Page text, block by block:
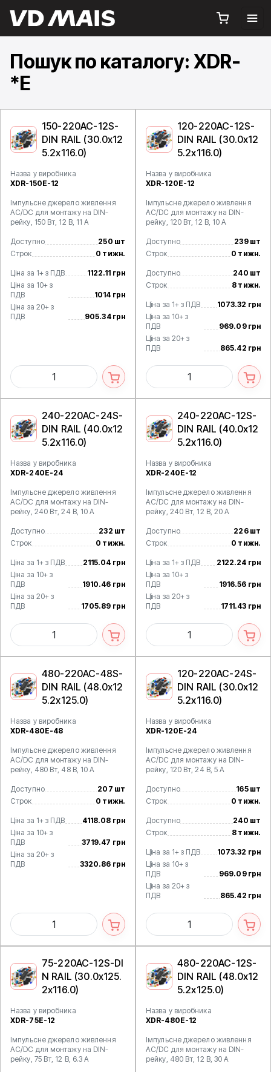
Пошук по каталогу: XDR-
*E
150-220AC-12S-
DIN RAIL (30.0x12
5.2x116.0)
Назва у виробника
XDR-150E-12
Імпульсне джерело живлення
AC/DC для монтажу на DIN-
рейку, 150 Вт, 12 В, 11 А
Доступно
250 шт
Строк
0 тижн.
Ціна за 1+ з ПДВ
1122.11 грн
Ціна за 10+ з
ПДВ
1014 грн
Ціна за 20+ з
ПДВ
905.34 грн
120-220AC-12S-
DIN RAIL (30.0x12
5.2x116.0)
Назва у виробника
XDR-120E-12
Імпульсне джерело живлення
AC/DC для монтажу на DIN-
рейку, 120 Вт, 12 В, 10 А
Доступно
239 шт
Строк
0 тижн.
Доступно
240 шт
Строк
8 тижн.
Ціна за 1+ з ПДВ
1073.32 грн
Ціна за 10+ з
ПДВ
969.09 грн
Ціна за 20+ з
ПДВ
865.42 грн
240-220AC-24S-
DIN RAIL (40.0x12
5.2x116.0)
Назва у виробника
XDR-240E-24
Імпульсне джерело живлення
AC/DC для монтажу на DIN-
рейку, 240 Вт, 24 В, 10 А
Доступно
232 шт
Строк
0 тижн.
Ціна за 1+ з ПДВ
2115.04 грн
Ціна за 10+ з
ПДВ
1910.46 грн
Ціна за 20+ з
ПДВ
1705.89 грн
240-220AC-12S-
DIN RAIL (40.0x12
5.2x116.0)
Назва у виробника
XDR-240E-12
Імпульсне джерело живлення
AC/DC для монтажу на DIN-
рейку, 240 Вт, 12 В, 20 А
Доступно
226 шт
Строк
0 тижн.
Ціна за 1+ з ПДВ
2122.24 грн
Ціна за 10+ з
ПДВ
1916.56 грн
Ціна за 20+ з
ПДВ
1711.43 грн
480-220AC-48S-
DIN RAIL (48.0x12
5.2x125.0)
Назва у виробника
XDR-480E-48
Імпульсне джерело живлення
AC/DC для монтажу на DIN-
рейку, 480 Вт, 48 В, 10 А
Доступно
207 шт
Строк
0 тижн.
Ціна за 1+ з ПДВ
4118.08 грн
Ціна за 10+ з
ПДВ
3719.47 грн
Ціна за 20+ з
ПДВ
3320.86 грн
120-220AC-24S-
DIN RAIL (30.0x12
5.2x116.0)
Назва у виробника
XDR-120E-24
Імпульсне джерело живлення
AC/DC для монтажу на DIN-
рейку, 120 Вт, 24 В, 5 А
Доступно
165 шт
Строк
0 тижн.
Доступно
240 шт
Строк
8 тижн.
Ціна за 1+ з ПДВ
1073.32 грн
Ціна за 10+ з
ПДВ
969.09 грн
Ціна за 20+ з
ПДВ
865.42 грн
75-220AC-12S-DI
N RAIL (30.0x125.
2x116.0)
Назва у виробника
XDR-75E-12
Імпульсне джерело живлення
AC/DC для монтажу на DIN-
рейку, 75 Вт, 12 В, 6.3 А
480-220AC-12S-
DIN RAIL (48.0x12
5.2x125.0)
Назва у виробника
XDR-480E-12
Імпульсне джерело живлення
AC/DC для монтажу на DIN-
рейку, 480 Вт, 12 В, 30 А